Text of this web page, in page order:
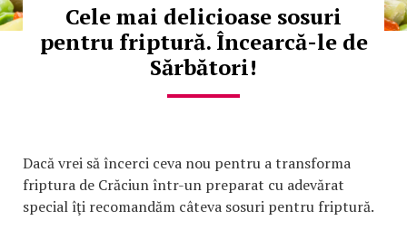
Cele mai delicioase sosuri
pentru friptură. Încearcă-le de
Sărbători!
Dacă vrei să încerci ceva nou pentru a transforma
friptura de Crăciun într-un preparat cu adevărat
special îţi recomandăm câteva sosuri pentru friptură.